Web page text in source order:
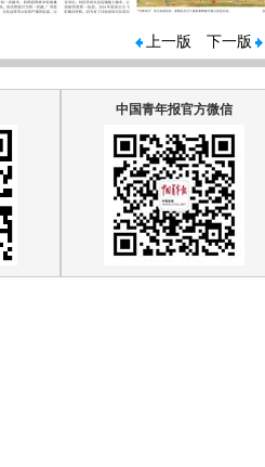
上一版 下一版
中国青年报官方微信